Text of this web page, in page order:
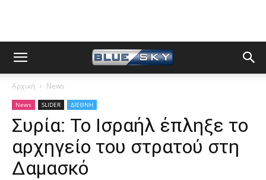
Αρχική News
News SLIDER ΔΙΕΘΝΗ
Συρία: Το Ισραήλ έπληξε το
αρχηγείο του στρατού στη
Δαμασκό